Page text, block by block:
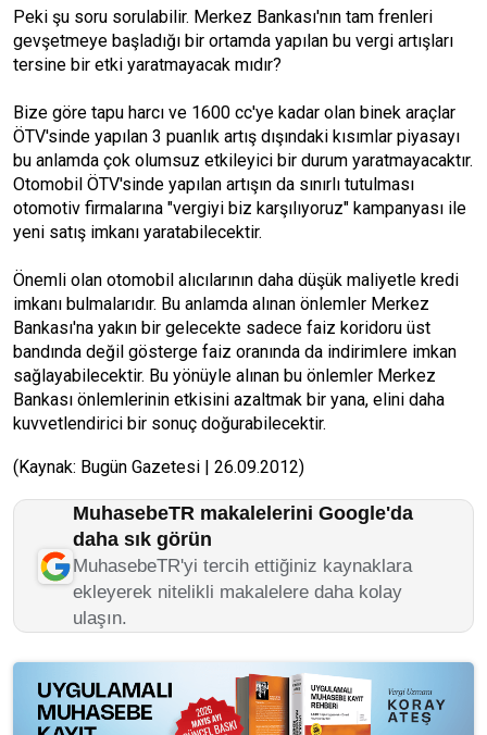
Peki şu soru sorulabilir. Merkez Bankası'nın tam frenleri
gevşetmeye başladığı bir ortamda yapılan bu vergi artışları
tersine bir etki yaratmayacak mıdır?
Bize göre tapu harcı ve 1600 cc'ye kadar olan binek araçlar
ÖTV'sinde yapılan 3 puanlık artış dışındaki kısımlar piyasayı
bu anlamda çok olumsuz etkileyici bir durum yaratmayacaktır.
Otomobil ÖTV'sinde yapılan artışın da sınırlı tutulması
otomotiv firmalarına "vergiyi biz karşılıyoruz" kampanyası ile
yeni satış imkanı yaratabilecektir.
Önemli olan otomobil alıcılarının daha düşük maliyetle kredi
imkanı bulmalarıdır. Bu anlamda alınan önlemler Merkez
Bankası'na yakın bir gelecekte sadece faiz koridoru üst
bandında değil gösterge faiz oranında da indirimlere imkan
sağlayabilecektir. Bu yönüyle alınan bu önlemler Merkez
Bankası önlemlerinin etkisini azaltmak bir yana, elini daha
kuvvetlendirici bir sonuç doğurabilecektir.
(Kaynak: Bugün Gazetesi | 26.09.2012)
MuhasebeTR makalelerini Google'da
daha sık görün
MuhasebeTR'yi tercih ettiğiniz kaynaklara
ekleyerek nitelikli makalelere daha kolay
ulaşın.